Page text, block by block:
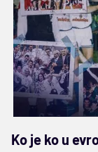
Ko je ko u